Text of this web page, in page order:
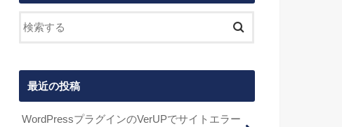
最近の投稿
WordPressプラグインのVerUPでサイトエラー